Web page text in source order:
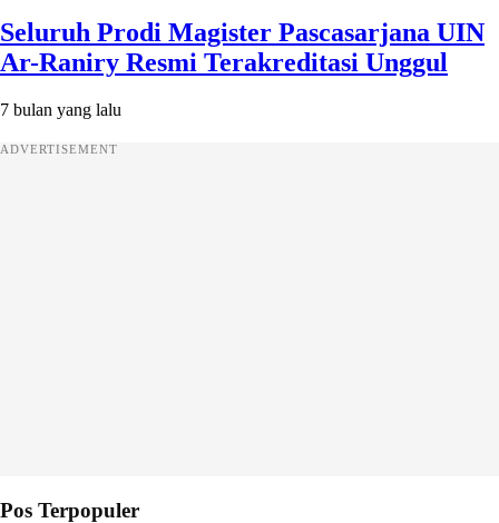
Seluruh Prodi Magister Pascasarjana UIN
Ar-Raniry Resmi Terakreditasi Unggul
7 bulan yang lalu
ADVERTISEMENT
Pos Terpopuler